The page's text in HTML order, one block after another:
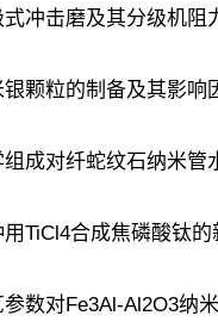
式冲击磨及其分级机阻
银颗粒的制备及其影响
组成对纤蛇纹石纳米管
用TiCl4合成焦磷酸钛的
参数对Fe3Al-Al2O3纳